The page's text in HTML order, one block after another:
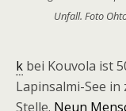
Unfall. Foto
k bei Kouvola ist
Lapinsalmi-See
Stelle. Neun